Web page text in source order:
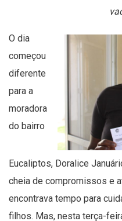
O dia
começou
diferente
para a
moradora
do bairro
Eucaliptos, Doralice
cheia de compromissos e
encontrava tempo para
filhos. Mas, nesta terça-